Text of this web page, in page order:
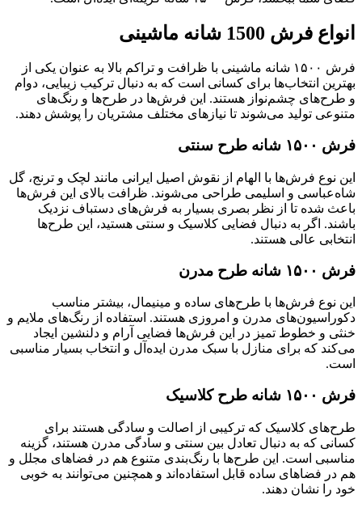
انواع فرش 1500 شانه ماشینی
فرش ۱۵۰۰ شانه ماشینی با ظرافت و تراکم بالا به عنوان یکی از
بهترین انتخاب‌ها برای کسانی است که به دنبال ترکیب زیبایی، دوام
و طرح‌های چشم‌نواز هستند. این فرش‌ها در طرح‌ها و رنگ‌های
متنوعی تولید می‌شوند تا نیازهای مختلف مشتریان را پوشش دهند.
فرش ۱۵۰۰ شانه طرح سنتی
این نوع فرش‌ها با الهام از نقوش اصیل ایرانی مانند لچک و ترنج، گل
شاه‌عباسی و اسلیمی طراحی می‌شوند. ظرافت بالای این فرش‌ها
باعث شده تا از نظر بصری بسیار به فرش‌های دستباف نزدیک
باشند. اگر به دنبال فضایی کلاسیک و سنتی هستید، این طرح‌ها
انتخابی عالی هستند.
فرش ۱۵۰۰ شانه طرح مدرن
این نوع فرش‌ها با طرح‌های ساده و مینیمال، بیشتر مناسب
دکوراسیون‌های مدرن و امروزی هستند. استفاده از رنگ‌های ملایم و
خنثی و خطوط تمیز در این فرش‌ها فضایی آرام و دلنشین ایجاد
می‌کند که برای منازل با سبک مدرن ایده‌آل و انتخاب بسیار مناسبی
است.
فرش ۱۵۰۰ شانه طرح کلاسیک
طرح‌های کلاسیک که ترکیبی از اصالت و سادگی هستند برای
کسانی که به دنبال تعادل بین سنتی و سادگی مدرن هستند، گزینه
مناسبی است. این طرح‌ها با رنگ‌بندی متنوع هم در فضاهای مجلل و
هم در فضاهای ساده قابل استفاده‌اند و همچنین می‌توانند به خوبی
خود را نشان دهند.